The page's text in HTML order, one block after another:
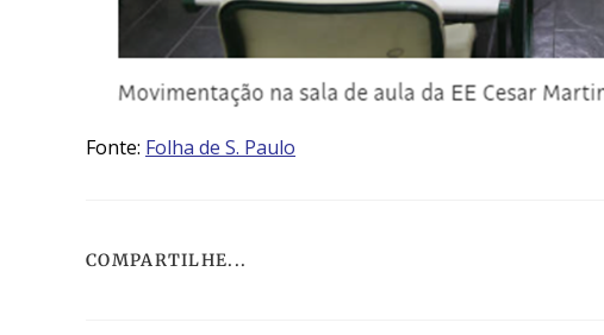
Fonte: Folha de S. Paulo
COMPARTILHE...